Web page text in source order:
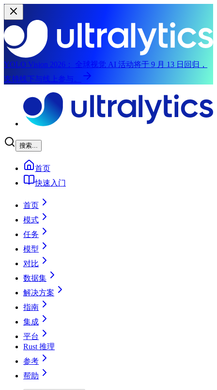
YOLO Vision 2026：
全球视觉 AI 活动将于 9 月 13 日回归，
支持线下与线上参与。
搜索...
首页
快速入门
首页
模式
任务
模型
对比
数据集
解决方案
指南
集成
平台
Rust 推理
参考
帮助